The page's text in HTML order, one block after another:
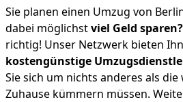
Sie planen einen Umzug von
dabei möglichstviel Geld sparen?
richtig! Unser Netzwerk bieten
kostengünstige
Sie sich um nichts anderes als
Zuhause kümmern müssen.